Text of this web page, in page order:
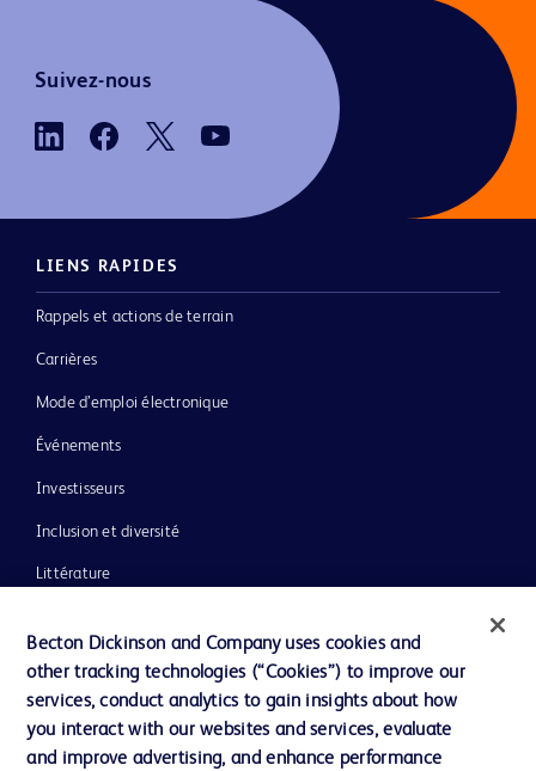
Suivez-nous
LIENS RAPIDES
Rappels et actions de terrain
Carrières
Mode d’emploi électronique
Événements
Investisseurs
Inclusion et diversité
Littérature
Notre entreprise
Éthique et conformité
Assistance
Becton Dickinson and Company uses cookies and
other tracking technologies (“Cookies”) to improve our
services, conduct analytics to gain insights about how
you interact with our websites and services, evaluate
and improve advertising, and enhance performance